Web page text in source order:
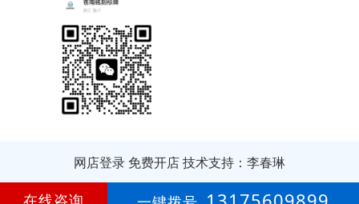
网店登录 免费开店技术支持：李春琳
第4年
在线咨询